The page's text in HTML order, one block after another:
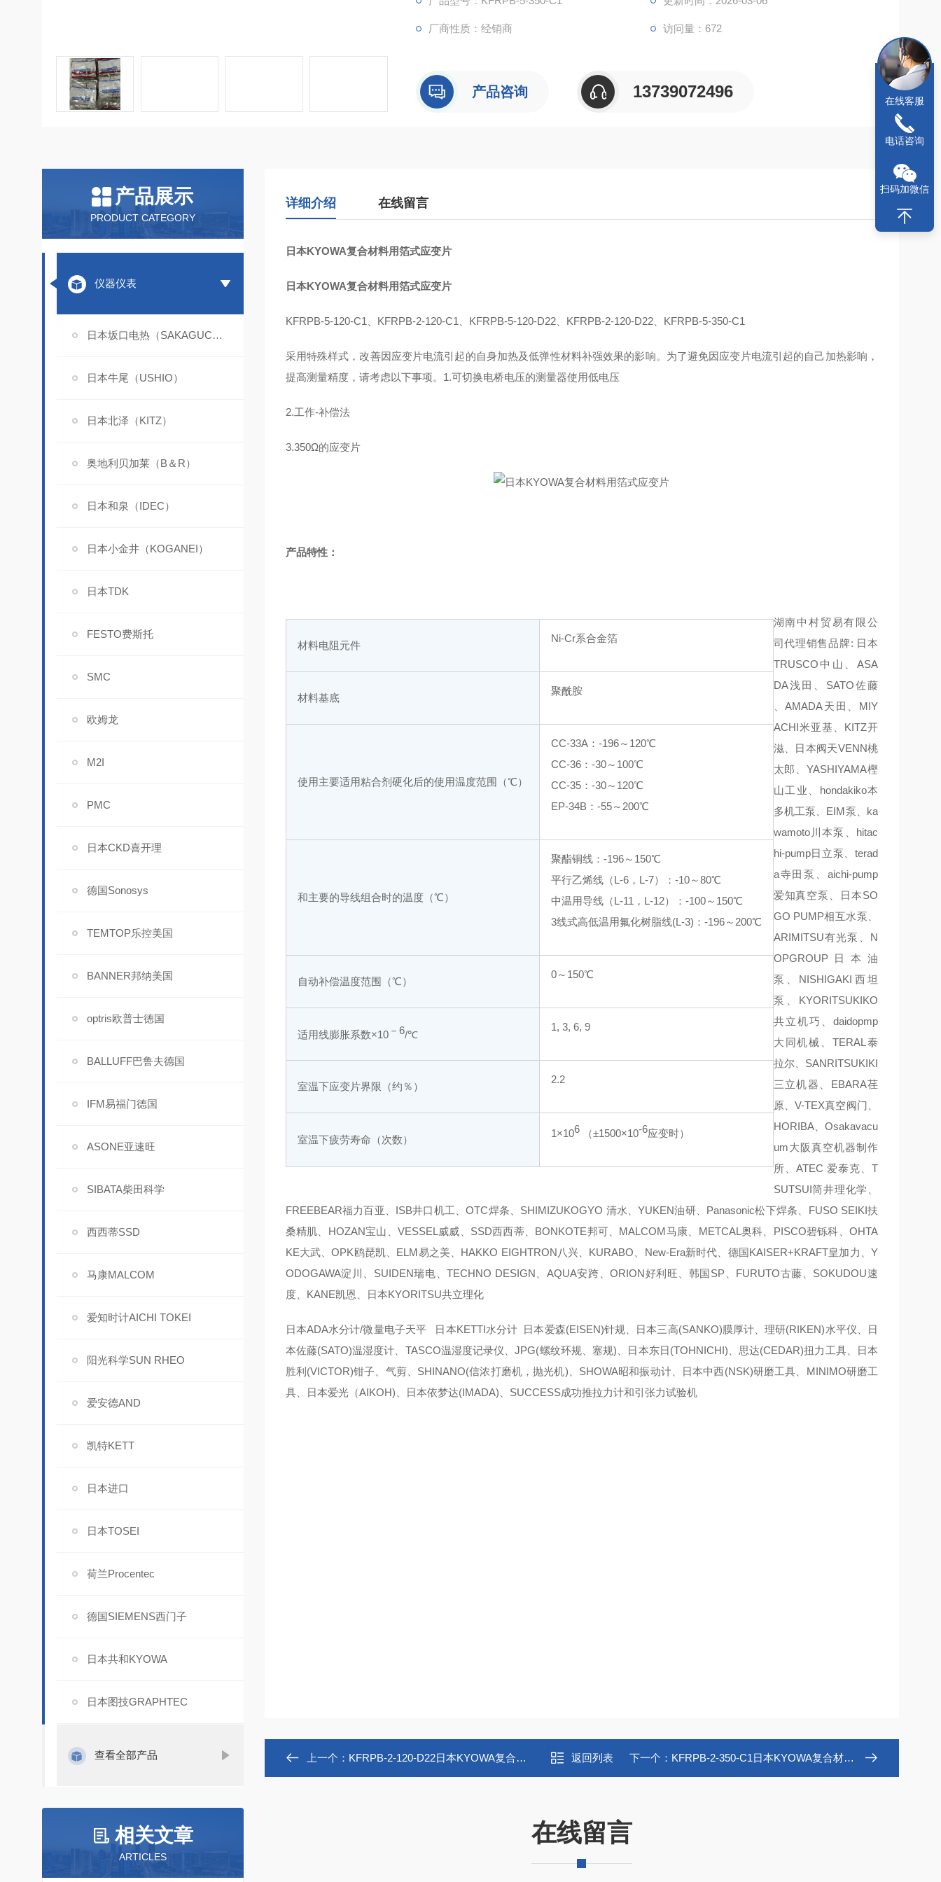
3.350Ω的应变片
厂商性质：经销商 访问量：672
产品咨询 13739072496
产品展示
PRODUCT CATEGORY
仪器仪表
日本坂口电热（SAKAGUCHI）
日本牛尾（USHIO）
日本北泽（KITZ）
奥地利贝加莱（B＆R）
日本和泉（IDEC）
日本小金井（KOGANEI）
日本TDK
FESTO费斯托
SMC
欧姆龙
M2I
PMC
日本CKD喜开理
德国Sonosys
TEMTOP乐控美国
BANNER邦纳美国
optris欧普士德国
BALLUFF巴鲁夫德国
IFM易福门德国
ASONE亚速旺
SIBATA柴田科学
西西蒂SSD
马康MALCOM
爱知时计AICHI TOKEI
阳光科学SUN RHEO
爱安德AND
凯特KETT
日本进口
日本TOSEI
荷兰Procentec
德国SIEMENS西门子
日本共和KYOWA
日本图技GRAPHTEC
查看全部产品
相关文章
ARTICLES
详细介绍 在线留言
日本KYOWA复合材料用箔式应变片
日本KYOWA复合材料用箔式应变片
KFRPB-5-120-C1、KFRPB-2-120-C1、KFRPB-5-120-D22、KFRPB-2-120-D22、KFRPB-5-350-C1
采用特殊样式，改善因应变片电流引起的自身加热及低弹性材料补强效果的影响。为了避免因应变片电流引起的自己加热影响，
提高测量精度，请考虑以下事项。1.可切换电桥电压的测量器使用低电压
2.工作-补偿法
3.350Ω的应变片
产品特性：
材料电阻元件
Ni-Cr系合金箔
材料基底
聚酰胺
使用主要适用粘合剂硬化后的使用温度范围（℃）
CC-33A：-196～120℃
CC-36：-30～100℃
CC-35：-30～120℃
EP-34B：-55～200℃
和主要的导线组合时的温度（℃）
聚酯铜线：-196～150℃
平行乙烯线（L-6，L-7）：-10～80℃
中温用导线（L-11，L-12）：-100～150℃
3线式高低温用氟化树脂线(L-3)：-196～200℃
自动补偿温度范围（℃）
0～150℃
适用线膨胀系数×10－6/℃
1, 3, 6, 9
室温下应变片界限（约％）
2.2
室温下疲劳寿命（次数）
1×106（±1500×10-6应变时）
湖南中村贸易有限公
司代理销售品牌: 日本
TRUSCO中山、ASA
DA浅田、SATO佐藤
、AMADA天田、MIY
ACHI米亚基、KITZ开
滋、日本阀天VENN桃
太郎、YASHIYAMA樫
山工业、hondakiko本
多机工泵、EIM泵、ka
wamoto川本泵、hitac
hi-pump日立泵、terad
a寺田泵、aichi-pump
爱知真空泵、日本SO
GO PUMP相互水泵、
ARIMITSU有光泵、N
OPGROUP日本油
泵、NISHIGAKI西坦
泵、KYORITSUKIKO
共立机巧、daidopmp
大同机械、TERAL泰
拉尔、SANRITSUKIKI
三立机器、EBARA荏
原、V-TEX真空阀门、
HORIBA、Osakavacu
um大阪真空机器制作
所、ATEC 爱泰克、T
SUTSUI筒井理化学、
FREEBEAR福力百亚、ISB井口机工、OTC焊条、SHIMIZUKOGYO 清水、YUKEN油研、Panasonic松下焊条、FUSO SEIKI扶
桑精肌、HOZAN宝山、VESSEL威威、SSD西西蒂、BONKOTE邦可、MALCOM马康、METCAL奥科、PISCO碧铄科、OHTA
KE大武、OPK鸥琵凯、ELM易之美、HAKKO EIGHTRON八兴、KURABO、New-Era新时代、德国KAISER+KRAFT皇加力、Y
ODOGAWA淀川、SUIDEN瑞电、TECHNO DESIGN、AQUA安跨、ORION好利旺、韩国SP、FURUTO古藤、SOKUDOU速
度、KANE凯恩、日本KYORITSU共立理化
日本ADA水分计/微量电子天平 日本KETTI水分计 日本爱森(EISEN)针规、日本三高(SANKO)膜厚计、理研(RIKEN)水平仪、日
本佐藤(SATO)温湿度计、TASCO温湿度记录仪、JPG(螺纹环规、塞规)、日本东日(TOHNICHI)、思达(CEDAR)扭力工具、日本
胜利(VICTOR)钳子、气剪、SHINANO(信浓打磨机，抛光机)、SHOWA昭和振动计、日本中西(NSK)研磨工具、MINIMO研磨工
具、日本爱光（AIKOH)、日本依梦达(IMADA)、SUCCESS成功推拉力计和引张力试验机
上一个： KFRPB-2-120-D22日本KYOWA复合材料用箔式应变片 返回列表 下一个： KFRPB-2-350-C1日本KYOWA复合材料用箔式应变片
在线留言
在线客服
电话咨询
扫码加微信